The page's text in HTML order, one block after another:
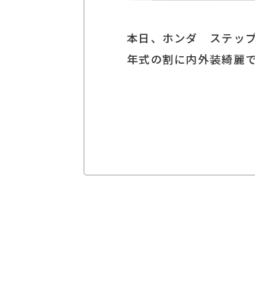
本日、ホンダ ステッ
年式の割に内外装綺麗